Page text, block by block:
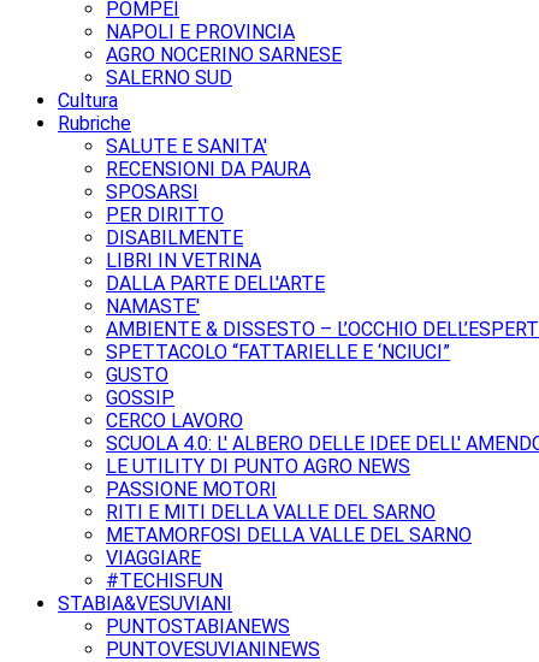
POMPEI
NAPOLI E PROVINCIA
AGRO NOCERINO SARNESE
SALERNO SUD
Cultura
Rubriche
SALUTE E SANITA'
RECENSIONI DA PAURA
SPOSARSI
PER DIRITTO
DISABILMENTE
LIBRI IN VETRINA
DALLA PARTE DELL'ARTE
NAMASTE'
AMBIENTE & DISSESTO – L’OCCHIO
SPETTACOLO “FATTARIELLE E ‘NCIUCI”
GUSTO
GOSSIP
CERCO LAVORO
SCUOLA 4.0: L' ALBERO DELLE IDEE DELL'
LE UTILITY DI PUNTO AGRO NEWS
PASSIONE MOTORI
RITI E MITI DELLA VALLE DEL SARNO
METAMORFOSI DELLA VALLE DEL SARNO
VIAGGIARE
#TECHISFUN
STABIA&VESUVIANI
PUNTOSTABIANEWS
PUNTOVESUVIANINEWS